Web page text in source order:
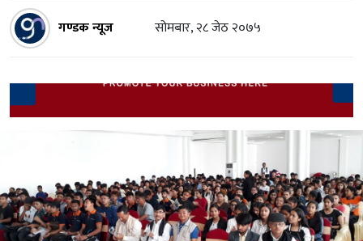
गण्डक न्यूज सोमबार, २८ जेठ २०७५